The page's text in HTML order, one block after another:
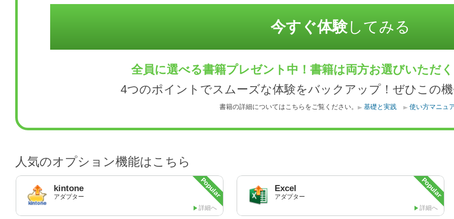
今すぐ体験してみる
全員に選べる書籍プレゼント中！書籍は両方お選びいただ
4つのポイントでスムーズな体験をバックアップ！ぜひこの
書籍の詳細についてはこちらをご覧ください。 基礎と実践 使い方マニュ
人気のオプション機能はこちら
kintone
アダプター
詳細へ
Excel
アダプター
詳細へ